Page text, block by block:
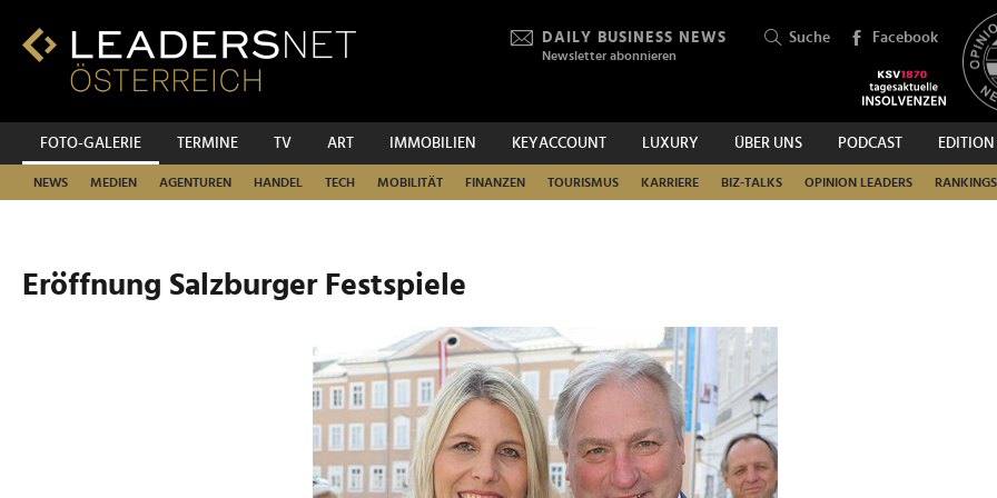
Inhalt
Fußzeilen-
Hauptnavigation
DAILY BUSINESS NEWS
Newsletter abonnieren
Suche Facebook
FOTO-GALERIE TERMINE TV ART IMMOBILIEN KEYACCOUNT LUXURY ÜBER UNS PODCAST EDITION
NEWS MEDIEN AGENTUREN HANDEL TECH MOBILITÄT FINANZEN TOURISMUS KARRIERE BIZ-TALKS OPINION LEADERS RANKINGS
SUCHEN
Eröffnung Salzburger Festspiele